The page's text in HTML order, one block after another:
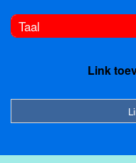
Taal
Link